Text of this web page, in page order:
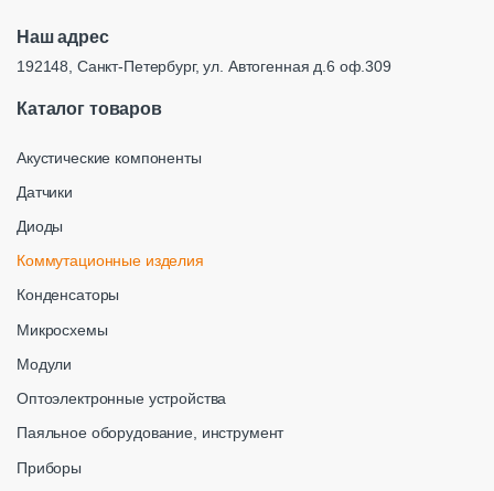
Наш адрес
192148, Санкт-Петербург, ул. Автогенная д.6 оф.309
Каталог товаров
Акустические компоненты
Датчики
Диоды
Коммутационные изделия
Конденсаторы
Микросхемы
Модули
Оптоэлектронные устройства
Паяльное оборудование, инструмент
Приборы